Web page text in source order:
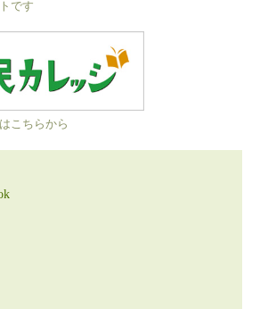
です
こちらから